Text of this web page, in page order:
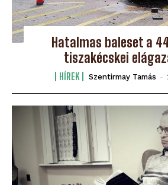
Hatalmas baleset a
tiszakécskei
HÍREK Szentirmay Tamás -